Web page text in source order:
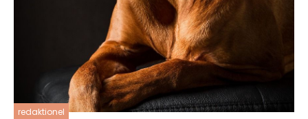
redaktionel